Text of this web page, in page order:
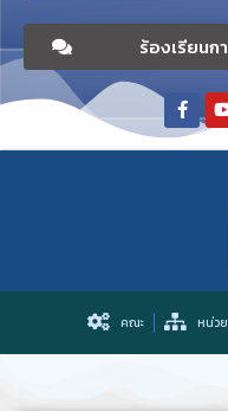
ร้องเรียน
คณะ หน่ว